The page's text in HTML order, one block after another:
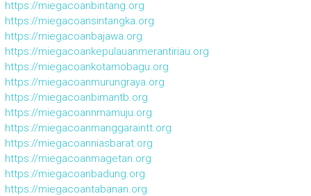
https://miegacoanbintang.org
https://miegacoansintangka.org
https://miegacoanbajawa.org
https://miegacoankepulauanmerantiriau.org
https://miegacoankotamobagu.org
https://miegacoanmurungraya.org
https://miegacoanbimantb.org
https://miegacoannmamuju.org
https://miegacoanmanggaraintt.org
https://miegacoanniasbarat.org
https://miegacoanmagetan.org
https://miegacoanbadung.org
https://miegacoantabanan.org